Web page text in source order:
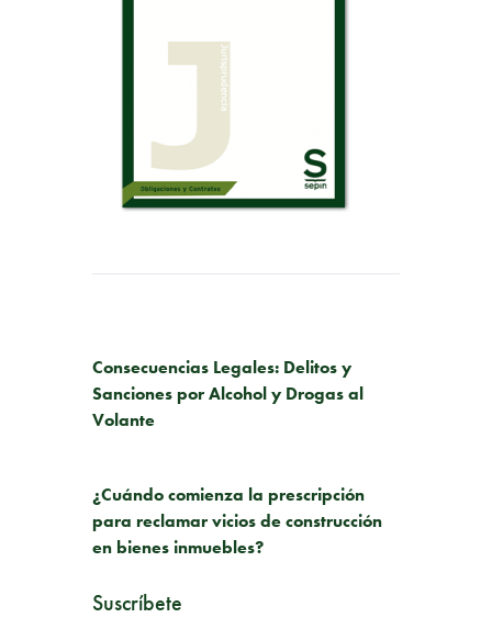
Consecuencias Legales: Delitos y
Sanciones por Alcohol y Drogas al
Volante
¿Cuándo comienza la prescripción
para reclamar vicios de construcción
en bienes inmuebles?
Suscríbete